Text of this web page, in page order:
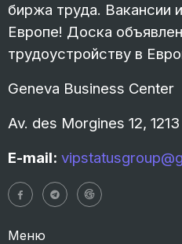
биржа труда. Вакансии
Европе! Доска
трудоустройству в
Geneva Business Center
Av. des Morgines 12,
E-mail:
Меню